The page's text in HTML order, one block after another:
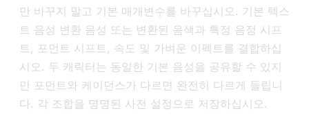
만 바꾸지 말고 기본 매개변수를 바꾸십시오. 기본 텍스
트 음성 변환 음성 또는 변환된 음색과 특정 음정 시프
트, 포먼트 시프트, 속도 및 가벼운 이펙트를 결합하십
시오. 두 캐릭터는 동일한 기본 음성을 공유할 수 있지
만 포먼트와 케이던스가 다르면 완전히 다르게 들립니
다. 각 조합을 명명된 사전 설정으로 저장하십시오.